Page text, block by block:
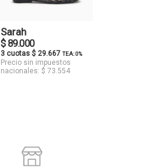
Sarah
$ 89.000
3 cuotas $ 29.667 TEA: 0%
Precio sin impuestos
nacionales: $ 73.554